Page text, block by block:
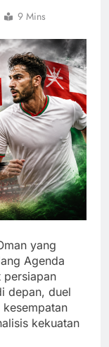
9 Mins
yang
Agenda
persiapan
depan, duel
kekuatan